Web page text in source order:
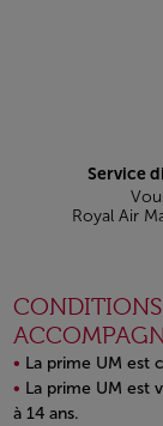
Service
Royal Air
CONDITIONS
La prime UM est
La prime UM est
à 14 ans.